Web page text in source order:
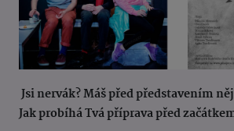
Jsi nervák? Máš před představením
Jak probíhá Tvá příprava před